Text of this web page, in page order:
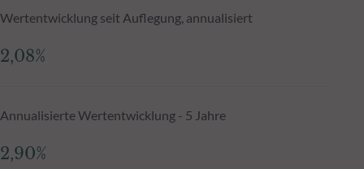
Wertentwicklung seit Auflegung, annualisiert
2,08%
Annualisierte Wertentwicklung - 5 Jahre
2,90%